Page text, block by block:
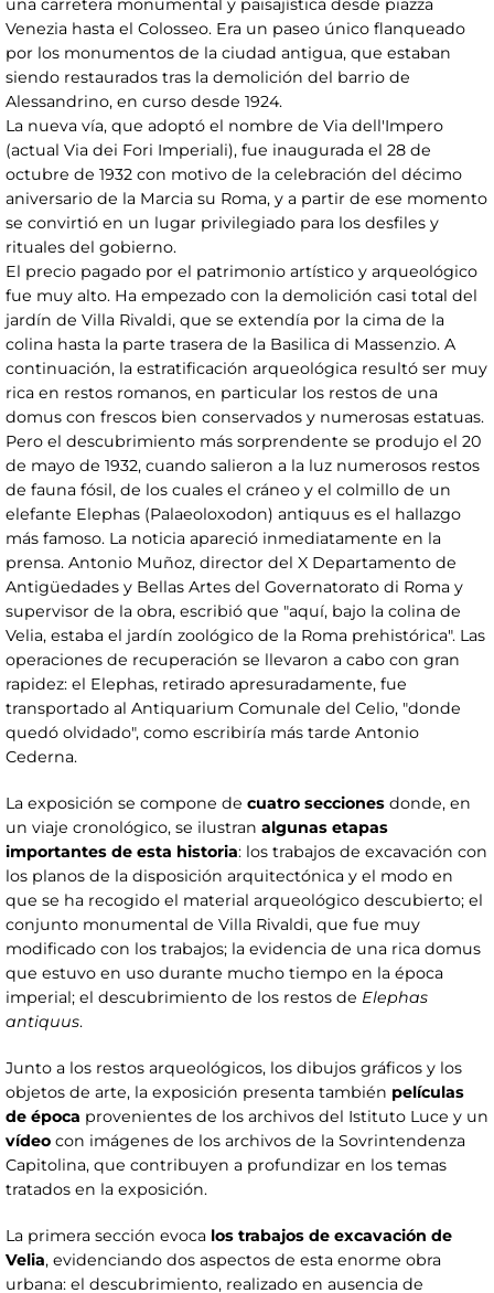
una carretera monumental y paisajística desde piazza
Venezia hasta el Colosseo. Era un paseo único flanqueado
por los monumentos de la ciudad antigua, que estaban
siendo restaurados tras la demolición del barrio de
Alessandrino, en curso desde 1924.
La nueva vía, que adoptó el nombre de Via dell'Impero
(actual Via dei Fori Imperiali), fue inaugurada el 28 de
octubre de 1932 con motivo de la celebración del décimo
aniversario de la Marcia su Roma, y a partir de ese momento
se convirtió en un lugar privilegiado para los desfiles y
rituales del gobierno.
El precio pagado por el patrimonio artístico y arqueológico
fue muy alto. Ha empezado con la demolición casi total del
jardín de Villa Rivaldi, que se extendía por la cima de la
colina hasta la parte trasera de la Basilica di Massenzio. A
continuación, la estratificación arqueológica resultó ser muy
rica en restos romanos, en particular los restos de una
domus con frescos bien conservados y numerosas estatuas.
Pero el descubrimiento más sorprendente se produjo el 20
de mayo de 1932, cuando salieron a la luz numerosos restos
de fauna fósil, de los cuales el cráneo y el colmillo de un
elefante Elephas (Palaeoloxodon) antiquus es el hallazgo
más famoso. La noticia apareció inmediatamente en la
prensa. Antonio Muñoz, director del X Departamento de
Antigüedades y Bellas Artes del Governatorato di Roma y
supervisor de la obra, escribió que "aquí, bajo la colina de
Velia, estaba el jardín zoológico de la Roma prehistórica". Las
operaciones de recuperación se llevaron a cabo con gran
rapidez: el Elephas, retirado apresuradamente, fue
transportado al Antiquarium Comunale del Celio, "donde
quedó olvidado", como escribiría más tarde Antonio
Cederna.
La exposición se compone de cuatro secciones donde, en
un viaje cronológico, se ilustran algunas etapas
importantes de esta historia: los trabajos de excavación con
los planos de la disposición arquitectónica y el modo en
que se ha recogido el material arqueológico descubierto; el
conjunto monumental de Villa Rivaldi, que fue muy
modificado con los trabajos; la evidencia de una rica domus
que estuvo en uso durante mucho tiempo en la época
imperial; el descubrimiento de los restos de Elephas
antiquus.
Junto a los restos arqueológicos, los dibujos gráficos y los
objetos de arte, la exposición presenta también películas
de época provenientes de los archivos del Istituto Luce y un
vídeo con imágenes de los archivos de la Sovrintendenza
Capitolina, que contribuyen a profundizar en los temas
tratados en la exposición.
La primera sección evoca los trabajos de excavación de
Velia, evidenciando dos aspectos de esta enorme obra
urbana: el descubrimiento, realizado en ausencia de